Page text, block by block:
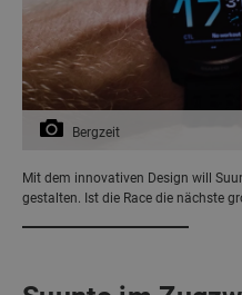
Bergzeit
Mit dem innovativen Design will
gestalten. Ist die Race die nächste